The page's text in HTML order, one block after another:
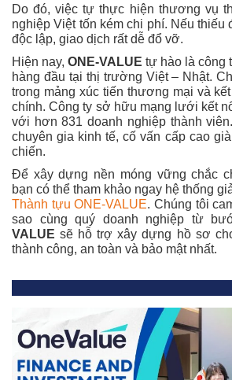
Do đó, việc tự thực hiện thương vụ
nghiệp Việt tốn kém chi phí. Nếu thiếu
độc lập, giao dịch rất dễ đổ vỡ.
Hiện nay, ONE-VALUE tự hào là công
hàng đầu tại thị trường Việt – Nhật.
trong mảng xúc tiến thương mại và
chính. Công ty sở hữu mạng lưới kết
với hơn 831 doanh nghiệp thành
chuyên gia kinh tế, cố vấn cấp cao
chiến.
Để xây dựng nền móng vững chắc
bạn có thể tham khảo ngay hệ thống
Thành tựu ONE-VALUE. Chúng tôi
sao cùng quý doanh nghiệp từ
VALUE sẽ hỗ trợ xây dựng hồ sơ
thành công, an toàn và bảo mật nhất.